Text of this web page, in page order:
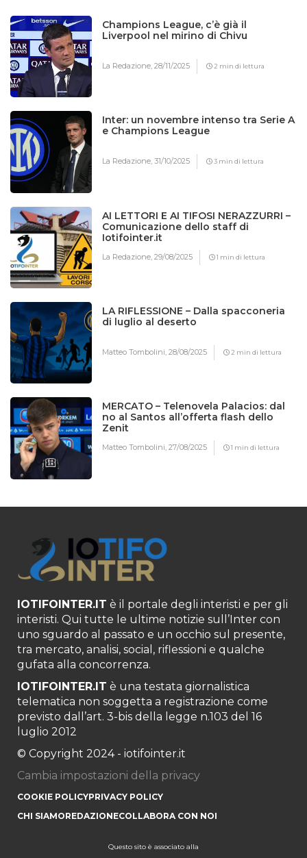
Champions League, c’è già il
Liverpool nel mirino di Chivu
La Redazione,28/11/2025 2 min di lettura
Inter: un novembre intenso tra Serie A
e Champions League
La Redazione,31/10/2025 3 min di lettura
AI LETTORI E AI TIFOSI NERAZZURRI –
Comunicazione dello staff di
Iotifointer.it
La Redazione,29/08/2025 1 min di lettura
LA RIFLESSIONE – Dalla spacconeria
di luglio al deserto
Matteo Tombolini,28/08/2025 2 min di lettura
MERCATO – Telenovela Palacios: dal
no al Santos all’offerta flash dello
Zenit
Matteo Tombolini,27/08/2025 1 min di lettura
IOTIFOINTER.IT è il portale degli interisti e per gli
interisti. Qui tutte le ultime notizie sull’Inter con
uno sguardo al passato e un occhio sul presente,
tra mercato, analisi, social, riflessioni e qualche
gufata alla concorrenza.
IOTIFOINTER.IT è una testata giornalistica
telematica non soggetta a registrazione come
previsto dall’art. 3-bis della legge n.103 del 16
luglio 2012
© Copyright 2024 - iotifointer.it
Cambia impostazioni della privacy
COOKIE POLICYPRIVACY POLICY
CHI SIAMOREDAZIONECOLLABORA CON NOI
Questo sito è associato alla